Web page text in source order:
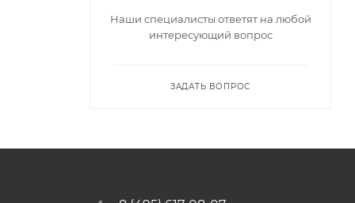
Наши специалисты ответят на любой
интересующий вопрос
ЗАДАТЬ ВОПРОС